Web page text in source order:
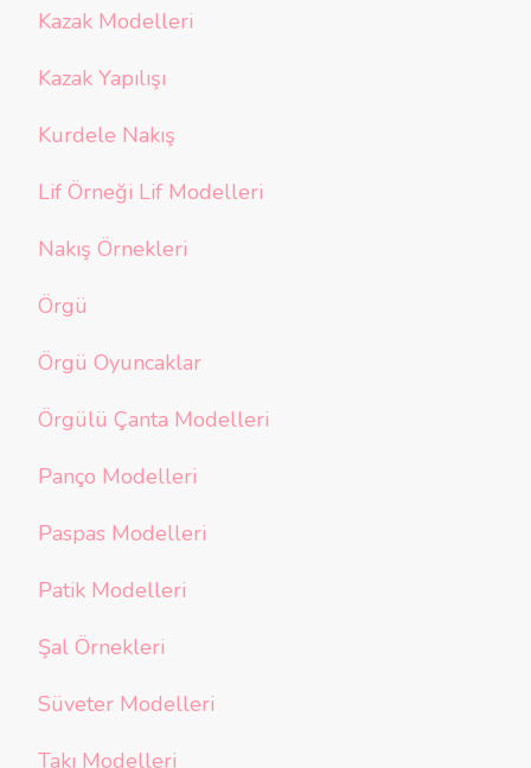
Kazak Modelleri
Kazak Yapılışı
Kurdele Nakış
Lif Örneği Lif Modelleri
Nakış Örnekleri
Örgü
Örgü Oyuncaklar
Örgülü Çanta Modelleri
Panço Modelleri
Paspas Modelleri
Patik Modelleri
Şal Örnekleri
Süveter Modelleri
Takı Modelleri